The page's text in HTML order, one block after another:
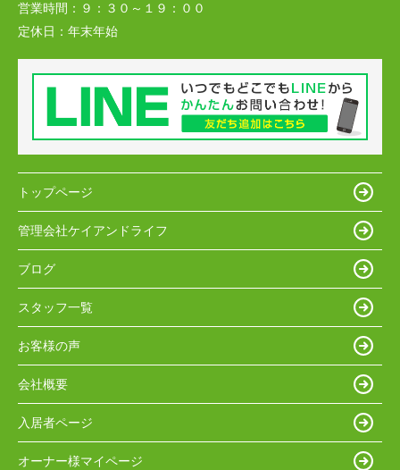
営業時間： ９：３０～１９：００
定休日： 年末年始
トップページ
管理会社ケイアンドライフ
ブログ
スタッフ一覧
お客様の声
会社概要
入居者ページ
オーナー様マイページ